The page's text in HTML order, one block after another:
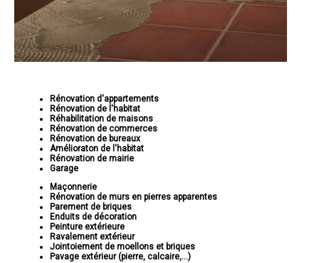
Rénovation d'appartements
Rénovation de l'habitat
Réhabilitation de maisons
Rénovation de commerces
Rénovation de bureaux
Amélioraton de l'habitat
Rénovation de mairie
Garage
Maçonnerie
Rénovation de murs en pierres apparentes
Parement de briques
Enduits de décoration
Peinture extérieure
Ravalement extérieur
Jointoiement de moellons et briques
Pavage extérieur (pierre, calcaire,...)